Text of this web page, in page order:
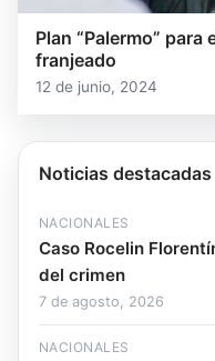
Plan “Palermo”
franjeado
12 de junio, 2024
Noticias destacadas
NACIONALES
Caso Rocelin
del crimen
7 de agosto, 2026
NACIONALES